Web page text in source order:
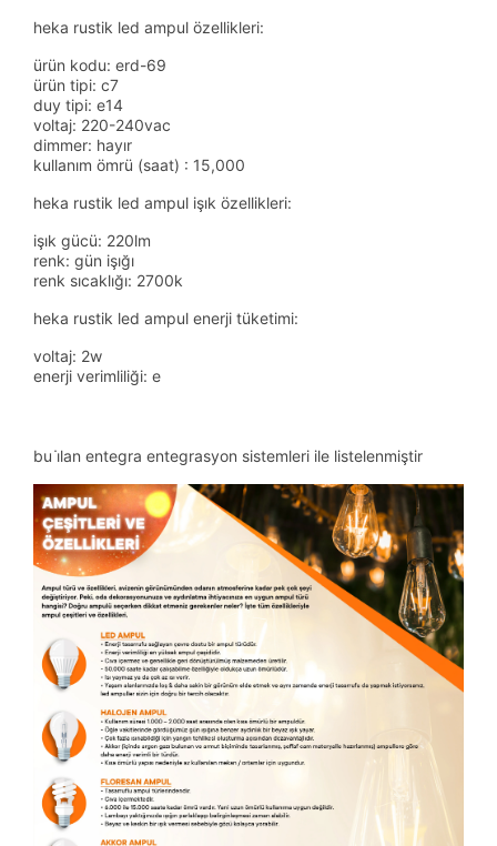
heka rustik led ampul özellikleri:
ürün kodu: erd-69
ürün tipi: c7
duy tipi: e14
voltaj: 220-240vac
dimmer: hayır
kullanım ömrü (saat) : 15,000
heka rustik led ampul işık özellikleri:
işık gücü: 220lm
renk: gün işığı
renk sıcaklığı: 2700k
heka rustik led ampul enerji tüketimi:
voltaj: 2w
enerji verimliliği: e
bu i̇lan entegra entegrasyon sistemleri ile listelenmiştir